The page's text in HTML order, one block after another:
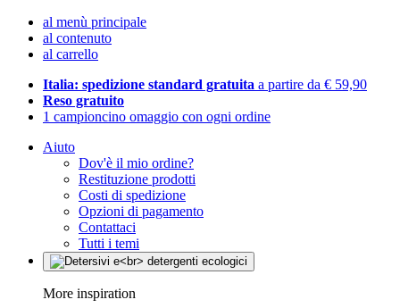
al menù principale
al contenuto
al carrello
Italia: spedizione standard gratuita a partire da € 59,90
Reso gratuito
1 campioncino omaggio con ogni ordine
Aiuto
Dov'è il mio ordine?
Restituzione prodotti
Costi di spedizione
Opzioni di pagamento
Contattaci
Tutti i temi
More inspiration